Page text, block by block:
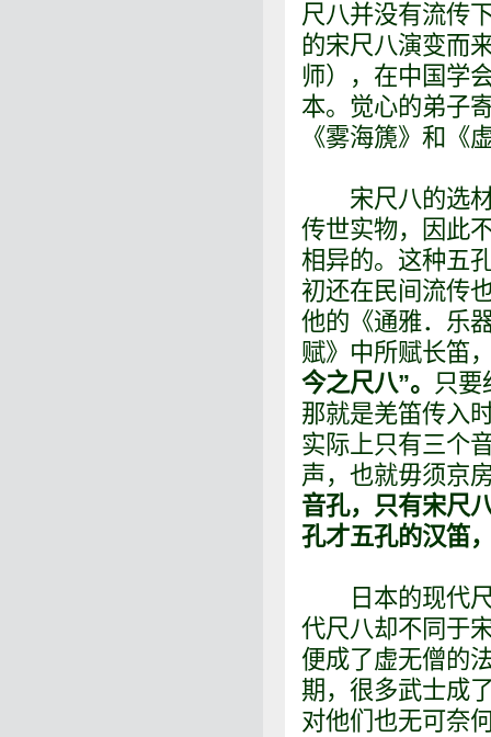
尺八并没有流传
的宋尺八演变而
师），在中国学
本。觉心的弟子
《雾海篪》和《
宋尺八的选材
传世实物，因此
相异的。这种五
初还在民间流传
他的《通雅．乐
赋》中所赋长笛
今之尺八”。
只要
那就是羌笛传入
实际上只有三个
声，也就毋须京
音孔，只有宋尺
孔才五孔的汉笛
日本的现代尺
代尺八却不同于
便成了虚无僧的
期，很多武士成
对他们也无可奈